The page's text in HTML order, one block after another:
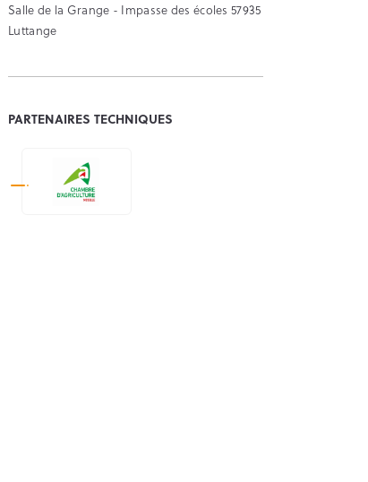
Salle de la Grange - Impasse des écoles 57935
Luttange
PARTENAIRES TECHNIQUES